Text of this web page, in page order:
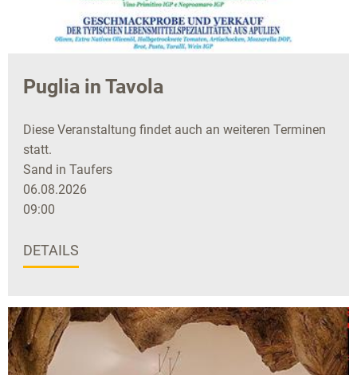
Puglia in Tavola
Diese Veranstaltung findet auch an weiteren Terminen
statt.
Sand in Taufers
06.08.2026
09:00
DETAILS